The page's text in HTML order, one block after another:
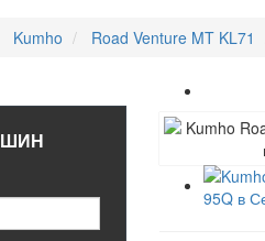
Kumho Road Venture MT KL71